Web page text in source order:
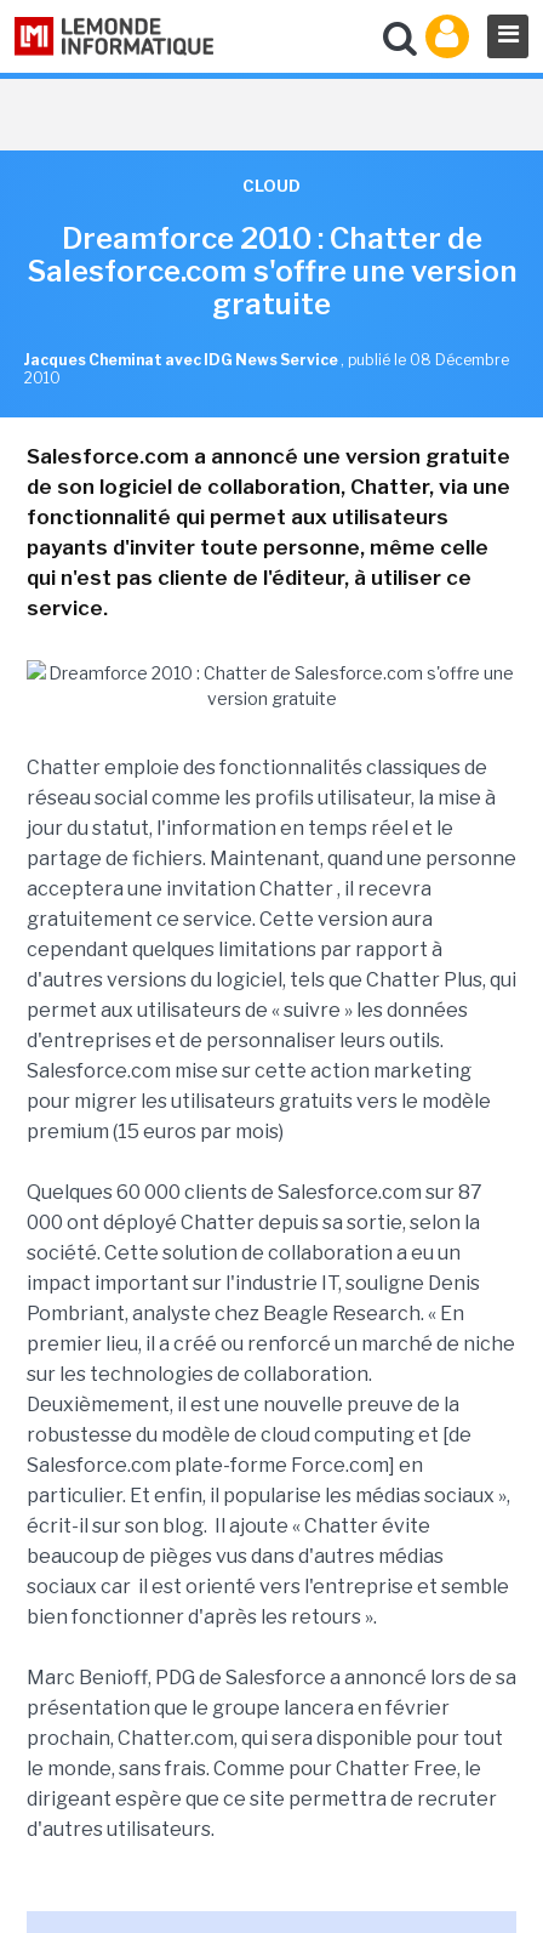
CLOUD
Dreamforce 2010 : Chatter de
Salesforce.com s'offre une version
gratuite
Jacques Cheminat avec IDG News Service , publié le 08 Décembre
2010
Salesforce.com a annoncé une version gratuite
de son logiciel de collaboration, Chatter, via une
fonctionnalité qui permet aux utilisateurs
payants d'inviter toute personne, même celle
qui n'est pas cliente de l'éditeur, à utiliser ce
service.
Chatter emploie des fonctionnalités classiques de
réseau social comme les profils utilisateur, la mise à
jour du statut, l'information en temps réel et le
partage de fichiers. Maintenant, quand une personne
acceptera une invitation Chatter , il recevra
gratuitement ce service. Cette version aura
cependant quelques limitations par rapport à
d'autres versions du logiciel, tels que Chatter Plus, qui
permet aux utilisateurs de « suivre » les données
d'entreprises et de personnaliser leurs outils.
Salesforce.com mise sur cette action marketing
pour migrer les utilisateurs gratuits vers le modèle
premium (15 euros par mois)
Quelques 60 000 clients de Salesforce.com sur 87
000 ont déployé Chatter depuis sa sortie, selon la
société. Cette solution de collaboration a eu un
impact important sur l'industrie IT, souligne Denis
Pombriant, analyste chez Beagle Research. « En
premier lieu, il a créé ou renforcé un marché de niche
sur les technologies de collaboration.
Deuxièmement, il est une nouvelle preuve de la
robustesse du modèle de cloud computing et [de
Salesforce.com plate-forme Force.com] en
particulier. Et enfin, il popularise les médias sociaux »,
écrit-il sur son blog. Il ajoute « Chatter évite
beaucoup de pièges vus dans d'autres médias
sociaux car il est orienté vers l'entreprise et semble
bien fonctionner d'après les retours ».
Marc Benioff, PDG de Salesforce a annoncé lors de sa
présentation que le groupe lancera en février
prochain, Chatter.com, qui sera disponible pour tout
le monde, sans frais. Comme pour Chatter Free, le
dirigeant espère que ce site permettra de recruter
d'autres utilisateurs.